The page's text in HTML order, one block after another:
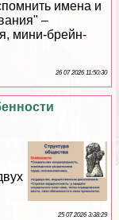
имена и
–
мини-брейн-
26 07 2026 11:50:30
25 07 2026 3:38:29